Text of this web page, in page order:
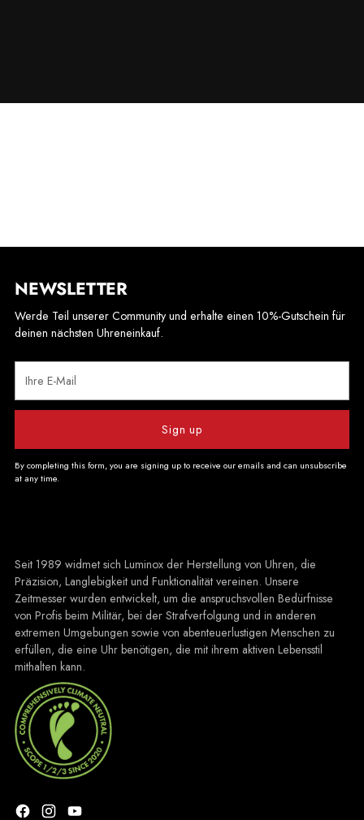
NEWSLETTER
Werde Teil unserer Community und erhalte einen 10%-Gutschein für
deinen nächsten Uhreneinkauf.
Mail
Sign up
By completing this form, you are signing up to receive our emails and can unsubscribe
at any time.
Seit 1989 widmet sich Luminox der Herstellung von Uhren, die
Präzision, Langlebigkeit und Funktionalität vereinen. Unsere
Zeitmesser wurden entwickelt, um die anspruchsvollen Bedürfnisse
von Profis beim Militär, bei der Strafverfolgung und in anderen
extremen Umgebungen sowie von abenteuerlustigen Menschen zu
erfüllen, die eine Uhr benötigen, die mit ihrem aktiven Lebensstil
mithalten kann.